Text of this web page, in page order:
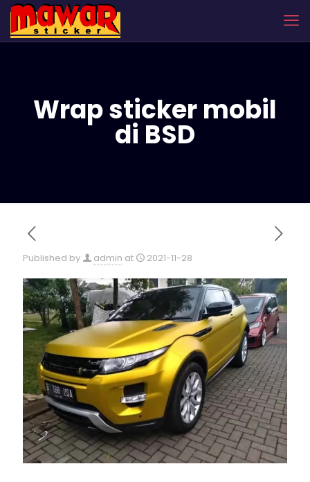
Wrap sticker mobil
di BSD
Published by admin at 2021-11-28